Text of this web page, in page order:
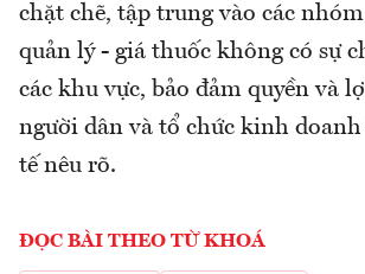
chặt chẽ, tập trung vào các
quản lý - giá thuốc không có sự
các khu vực, bảo đảm quyền và
người dân và tổ chức kinh doanh
tế nêu rõ.
ĐỌC BÀI THEO TỪ KHOÁ